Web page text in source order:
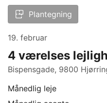
Plantegning
19. februar
4 værelses
Bispensgade, 9800
Månedlig leje